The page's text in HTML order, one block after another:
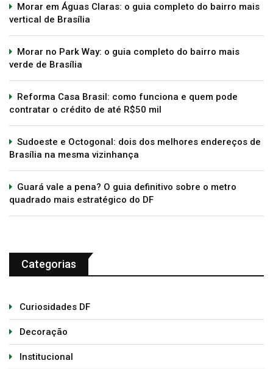
Morar em Águas Claras: o guia completo do bairro mais
vertical de Brasília
Morar no Park Way: o guia completo do bairro mais
verde de Brasília
Reforma Casa Brasil: como funciona e quem pode
contratar o crédito de até R$50 mil
Sudoeste e Octogonal: dois dos melhores endereços de
Brasília na mesma vizinhança
Guará vale a pena? O guia definitivo sobre o metro
quadrado mais estratégico do DF
Categorias
Curiosidades DF
Decoração
Institucional